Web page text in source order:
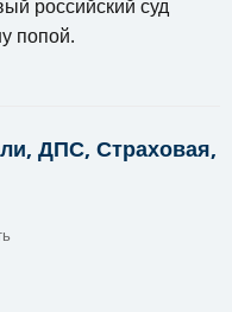
российский суд
попой.
ДПС, Страховая,